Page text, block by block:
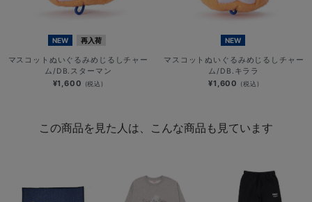
NEW 再入荷
マスコットぬいぐるみめじるしチャー
ム/DB.スターマン
¥1,600 (税込)
NEW
マスコットぬいぐるみめじるしチャー
ム/DB.キララ
¥1,600 (税込)
この商品を見た人は、こんな商品も見ています